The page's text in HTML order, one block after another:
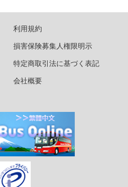
利用規約
損害保険募集人権限明示
特定商取引法に基づく表記
会社概要